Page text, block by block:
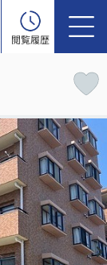
閲覧履歴